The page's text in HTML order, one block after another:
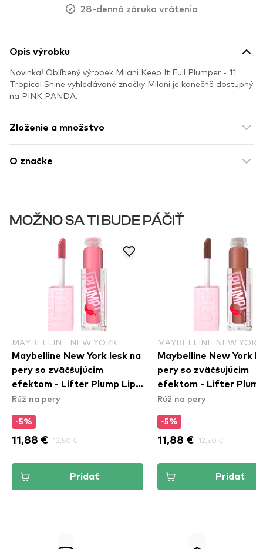
28-denná záruka vrátenia
Opis výrobku
Novinka! Oblíbený výrobek Milani Keep It Full Plumper - 11
Tropical Shine vyhledávané značky Milani je konečně dostupný
na PINK PANDA.
Zloženie a množstvo
O značke
MOŽNO SA TI BUDE PÁČIŤ
MAYBELLINE NEW YORK
Maybelline New York lesk na
pery so zväčšujúcim
efektom - Lifter Plump Lip
Gloss - 001 Blush Blaze
Rúž na pery
-5%
11,88 € 12,50 €
Pridať
MAYBELLINE NEW YORK
Maybelline New York
pery so zväčšujúcim
efektom - Lifter
Gloss - 007 Cocoa
Rúž na pery
-5%
11,88 € 12,50 €
Pridať